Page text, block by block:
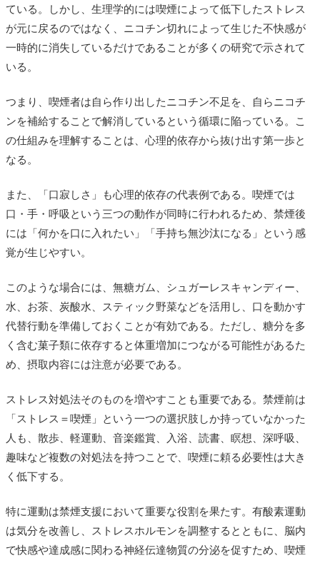
ている。しかし、生理学的には喫煙によって低下したストレス
が元に戻るのではなく、ニコチン切れによって生じた不快感が
一時的に消失しているだけであることが多くの研究で示されて
いる。
つまり、喫煙者は自ら作り出したニコチン不足を、自らニコチ
ンを補給することで解消しているという循環に陥っている。こ
の仕組みを理解することは、心理的依存から抜け出す第一歩と
なる。
また、「口寂しさ」も心理的依存の代表例である。喫煙では
口・手・呼吸という三つの動作が同時に行われるため、禁煙後
には「何かを口に入れたい」「手持ち無沙汰になる」という感
覚が生じやすい。
このような場合には、無糖ガム、シュガーレスキャンディー、
水、お茶、炭酸水、スティック野菜などを活用し、口を動かす
代替行動を準備しておくことが有効である。ただし、糖分を多
く含む菓子類に依存すると体重増加につながる可能性があるた
め、摂取内容には注意が必要である。
ストレス対処法そのものを増やすことも重要である。禁煙前は
「ストレス＝喫煙」という一つの選択肢しか持っていなかった
人も、散歩、軽運動、音楽鑑賞、入浴、読書、瞑想、深呼吸、
趣味など複数の対処法を持つことで、喫煙に頼る必要性は大き
く低下する。
特に運動は禁煙支援において重要な役割を果たす。有酸素運動
は気分を改善し、ストレスホルモンを調整するとともに、脳内
で快感や達成感に関わる神経伝達物質の分泌を促すため、喫煙